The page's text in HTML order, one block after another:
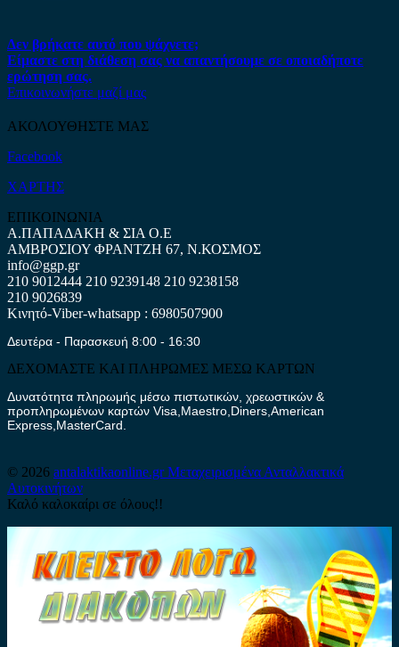
Δεν βρήκατε αυτό που ψάχνετε;
Είμαστε στη διάθεση σας να απαντήσουμε σε οποιαδήποτε
ερώτηση σας.
Επικοινωνήστε μαζί μας
ΑΚΟΛΟΥΘΗΣΤΕ ΜΑΣ
Facebook
ΧΑΡΤΗΣ
ΕΠΙΚΟΙΝΩΝΙΑ
Α.ΠΑΠΑΔΑΚΗ & ΣΙΑ Ο.Ε
ΑΜΒΡΟΣΙΟΥ ΦΡΑΝΤΖΗ 67, Ν.ΚΟΣΜΟΣ
info@ggp.gr
210 9012444 210 9239148 210 9238158
210 9026839
Κινητό-Viber-whatsapp : 6980507900
Δευτέρα - Παρασκευή 8:00 - 16:30
ΔΕΧΟΜΑΣΤΕ ΚΑΙ ΠΛΗΡΩΜΕΣ ΜΕΣΩ ΚΑΡΤΩΝ
Δυνατότητα πληρωμής μέσω πιστωτικών, χρεωστικών &
προπληρωμένων καρτών Visa,Maestro,Diners,American
Express,MasterCard.
© 2026 antalaktikaonline.grΜεταχειρισμένα Ανταλλακτικά
Αυτοκινήτων
Καλό καλοκαίρι σε όλους!!